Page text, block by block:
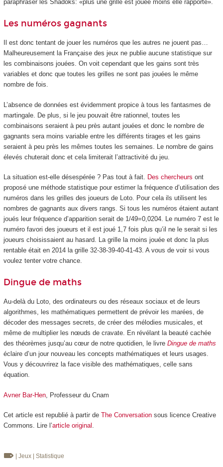
paraphraser les Shadoks: «plus une grille est jouée moins elle rapporte».
Les numéros gagnants
Il est donc tentant de jouer les numéros que les autres ne jouent pas…
Malheureusement la Française des jeux ne publie aucune statistique sur
les combinaisons jouées. On voit cependant que les gains sont très
variables et donc que toutes les grilles ne sont pas jouées le même
nombre de fois.
L’absence de données est évidemment propice à tous les fantasmes de
martingale. De plus, si le jeu pouvait être rationnel, toutes les
combinaisons seraient à peu près autant jouées et donc le nombre de
gagnants sera moins variable entre les différents tirages et les gains
seraient à peu près les mêmes toutes les semaines. Le nombre de gains
élevés chuterait donc et cela limiterait l’attractivité du jeu.
La situation est-elle désespérée ? Pas tout à fait. Des chercheurs ont
proposé une méthode statistique pour estimer la fréquence d’utilisation des
numéros dans les grilles des joueurs de Loto. Pour cela ils utilisent les
nombres de gagnants aux divers rangs. Si tous les numéros étaient autant
joués leur fréquence d’apparition serait de 1/49=0,0204. Le numéro 7 est le
numéro favori des joueurs et il est joué 1,7 fois plus qu’il ne le serait si les
joueurs choisissaient au hasard. La grille la moins jouée et donc la plus
rentable était en 2014 la grille 32-38-39-40-41-43. A vous de voir si vous
voulez tenter votre chance.
Dingue de maths
Au-delà du Loto, des ordinateurs ou des réseaux sociaux et de leurs
algorithmes, les mathématiques permettent de prévoir les marées, de
décoder des messages secrets, de créer des mélodies musicales, et
même de multiplier les nœuds de cravate. En révélant la beauté cachée
des théorèmes jusqu’au cœur de notre quotidien, le livre Dingue de maths
éclaire d’un jour nouveau les concepts mathématiques et leurs usages.
Vous y découvrirez la face visible des mathématiques, celle sans
équation.
Avner Bar-Hen, Professeur du Cnam
Cet article est republié à partir de The Conversationsous licence Creative
Commons. Lire l’article original .
| Jeux | Statistique